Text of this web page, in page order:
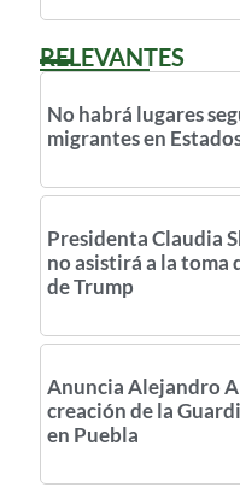
RELEVANTES
No habrá lugares
migrantes en
Presidenta Claudia
no asistirá a la toma
de Trump
Anuncia Alejandro
creación de la
en Puebla